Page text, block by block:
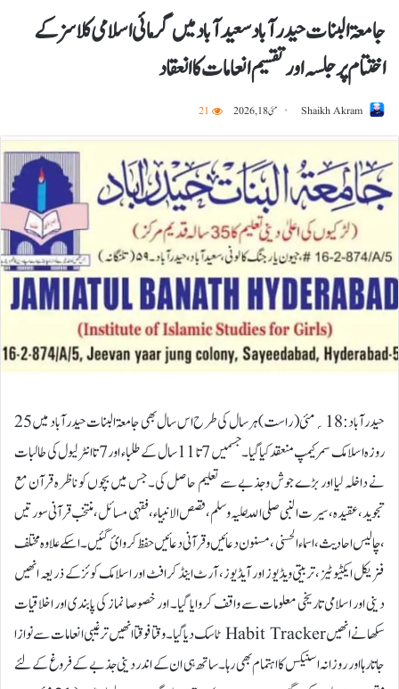
جامعۃ البنات حیدرآباد سعیدآباد میں گرمائی اسلامی کلاسز کے
اختتام پر جلسہ اور تقسیم انعامات کا انعقاد
Shaikh Akram مئی 18, 2026 21
حیدرآباد:18؍مئی ( راست) ہر سال کی طرح اس سال بھی جامعۃ البنات حیدرآباد میں 25
روزہ اسلامک سمر کیمپ منعقد کیاگیا۔جسمیں 7 تا 11 سال کے طلباء اور 7 تا انٹر لیول کی طالبات
نے داخلہ لیا اور بڑے جوش وجذبے سے تعلیم حاصل کی۔جس میں بچوں کو ناظرہ قرآن مع
تجوید ،عقیدہ ،سیرت النبی صلی اللّٰہ علیہ وسلم، قصص الانبیاء، فقہی مسائل ،منتخب قرآنی سورتیں
،چالیس احادیث ،اسماء الحسنی ،مسنون دعائیں و قرآنی دعائیں حفظ کروائ گئیں ۔اسکے علاوہ مختلف
فزیکل ایکٹیوٹیز ،تربیتی ویڈیوز اور آیڈیوز، آرٹ اینڈ کرافٹ اور اسلامک کوئز کے ذریعہ انھیں
دینی اور اسلامی تاریخی معلومات سے واقف کروایا گیا۔ اور خصوصا نماز کی پابندی اور اخلاقیات
سکھانے انھیںHabit Tracker ٹاسک دیا گیا۔ وقتا فوقتا انھیں ترغیبی انعامات سے نوازا
جاتارہا اور روزانہ اسنیکس کا اہتمام بھی رہا۔ساتھ ہی ان کے اندر دینی جذبے کے فروغ کے لئے